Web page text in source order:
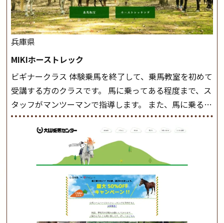
兵庫県
MIKIホーストレック
ビギナークラス 体験乗馬を終了して、乗馬教室を初めて
受講する方のクラスです。 馬に乗ってある程度まで、ス
タッフがマンツーマンで指導します。 また、馬に乗るだ
けでなく、馬の手入れや馬装（鞍などを装着する） も
このクラスで把握し、「馬に触れること」にも慣れてい
きましょう。 スタートクラス ビギナークラスで単独で
軽速歩(けいはやあし)ができるようになったら スタート
クラスへ。 グループレッスンで馬のスピードを調整し
ながら 軽速歩・正反撞(せいはんどう)を学びます。 安定
した手綱操作と軽速歩・正反撞ができるようになれば
駈歩(かけあし)練習に入ります。 ホップクラス スタート